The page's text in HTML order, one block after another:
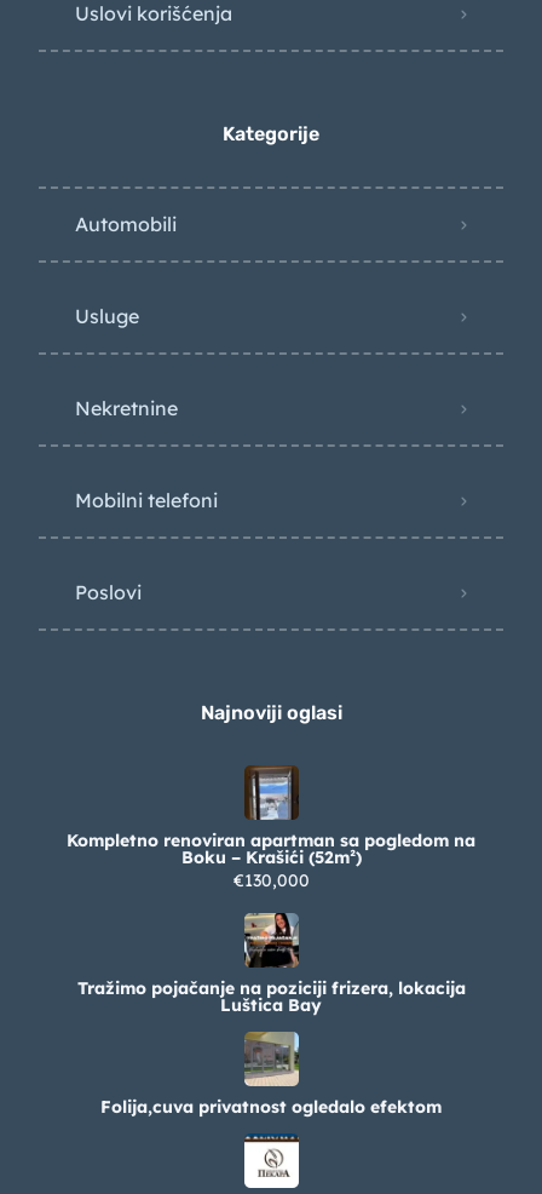
Uslovi korišćenja
Kategorije
Automobili
Usluge
Nekretnine
Mobilni telefoni
Poslovi
Najnoviji oglasi
Kompletno renoviran apartman sa pogledom na
Boku – Krašići (52m²)
€130,000
Tražimo pojačanje na poziciji frizera, lokacija
Luštica Bay
Folija,cuva privatnost ogledalo efektom